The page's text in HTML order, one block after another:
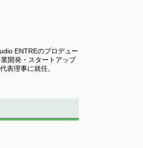
ENTREのプロデュー
開発・スタートアップ
表理事に就任。